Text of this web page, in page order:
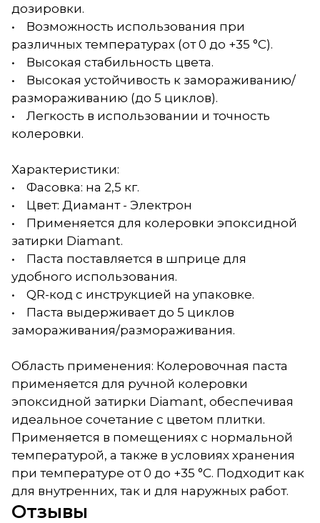
дозировки.
• Возможность использования при
различных температурах (от 0 до +35 °С).
• Высокая стабильность цвета.
• Высокая устойчивость к замораживанию/
размораживанию (до 5 циклов).
• Легкость в использовании и точность
колеровки.
Характеристики:
• Фасовка: на 2,5 кг.
• Цвет: Диамант - Электрон
• Применяется для колеровки эпоксидной
затирки Diamant.
• Паста поставляется в шприце для
удобного использования.
• QR-код с инструкцией на упаковке.
• Паста выдерживает до 5 циклов
замораживания/размораживания.
Область применения: Колеровочная паста
применяется для ручной колеровки
эпоксидной затирки Diamant, обеспечивая
идеальное сочетание с цветом плитки.
Применяется в помещениях с нормальной
температурой, а также в условиях хранения
при температуре от 0 до +35 °С. Подходит как
для внутренних, так и для наружных работ.
Отзывы